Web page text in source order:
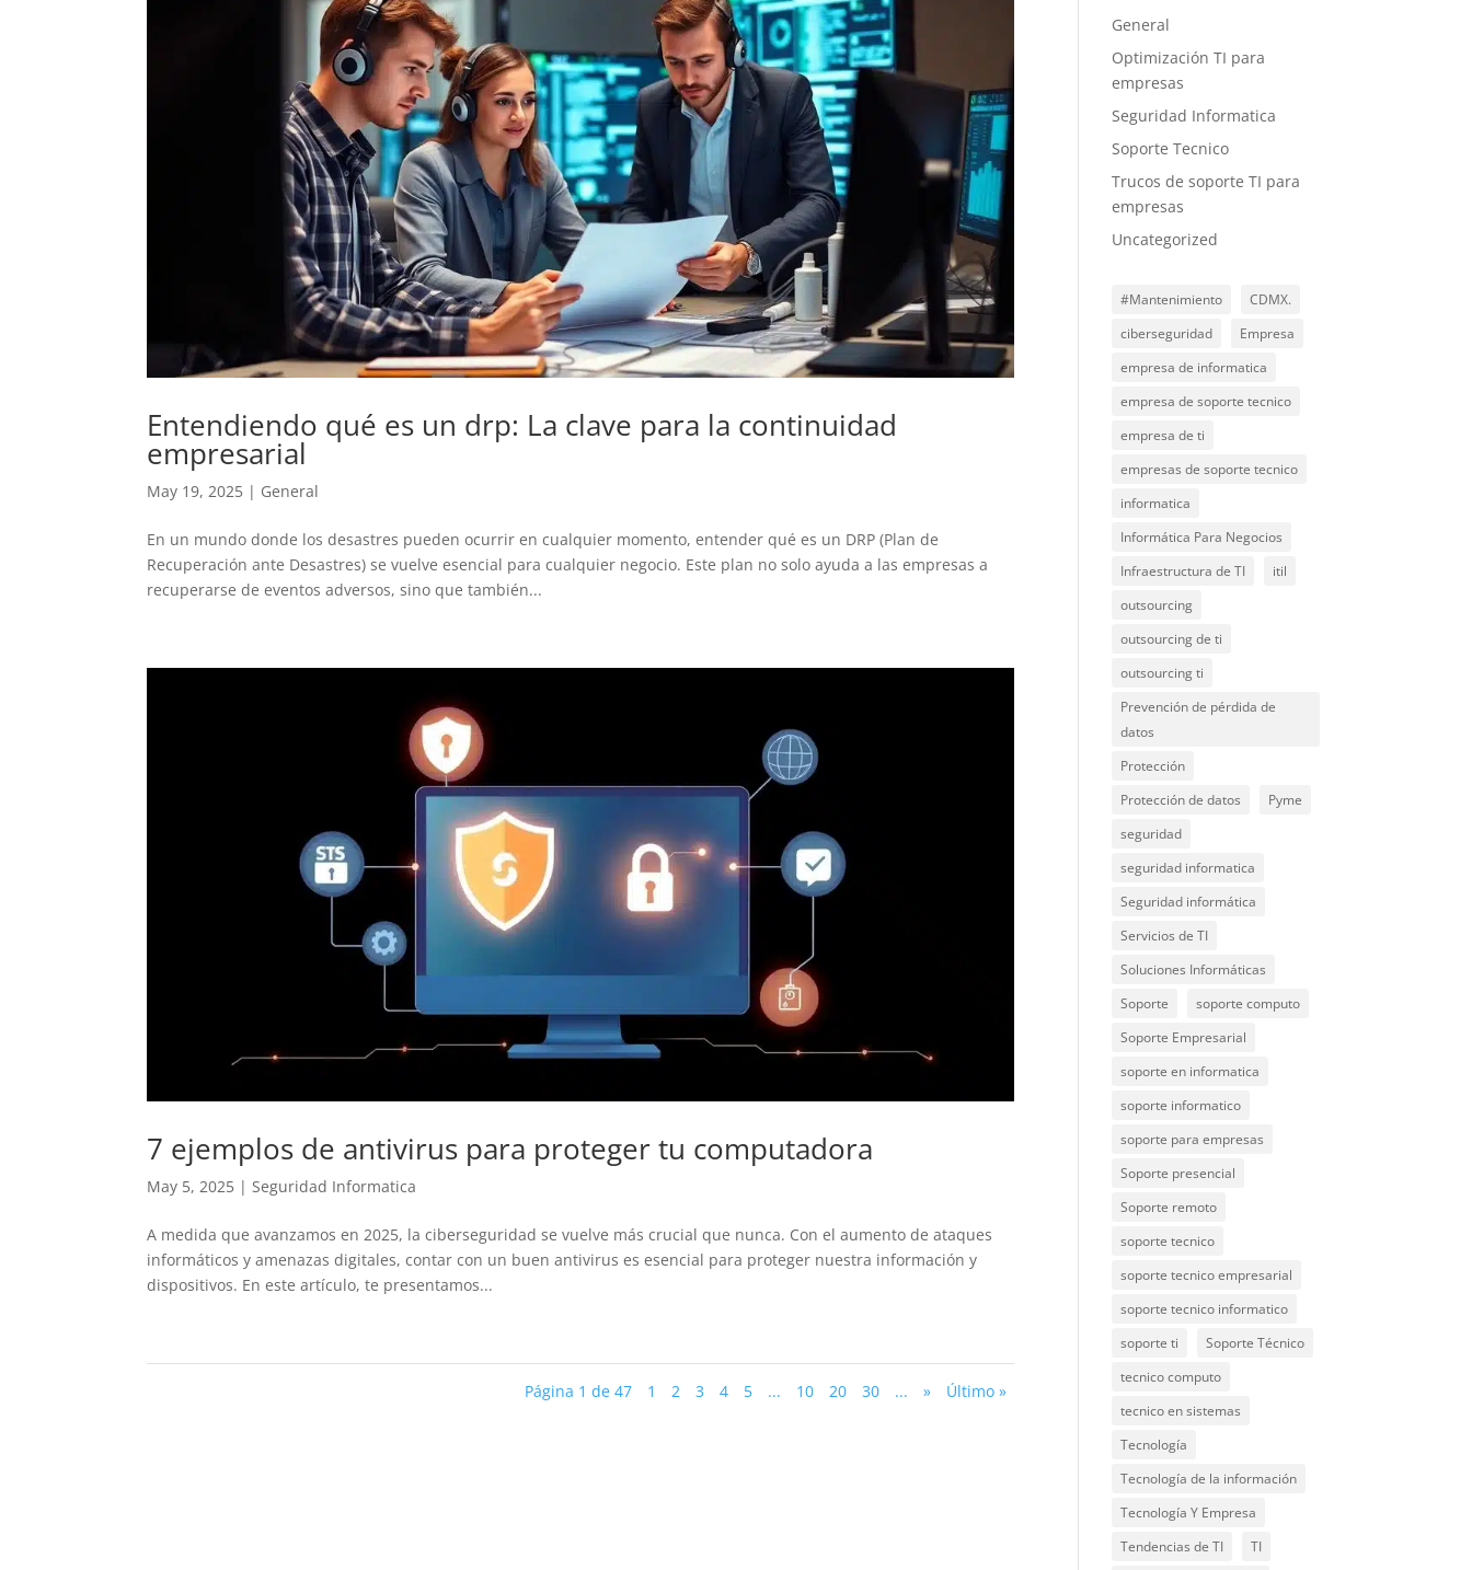
Entendiendo qué es un drp: La clave para la continuidad
empresarial
May 19, 2025 | General
En un mundo donde los desastres pueden ocurrir en cualquier momento, entender qué es un DRP (Plan de
Recuperación ante Desastres) se vuelve esencial para cualquier negocio. Este plan no solo ayuda a las empresas a
recuperarse de eventos adversos, sino que también...
7 ejemplos de antivirus para proteger tu computadora
May 5, 2025 |Seguridad Informatica
A medida que avanzamos en 2025, la ciberseguridad se vuelve más crucial que nunca. Con el aumento de ataques
informáticos y amenazas digitales, contar con un buen antivirus es esencial para proteger nuestra información y
dispositivos. En este artículo, te presentamos...
Página 1 de 47 1 2 3 4 5 ... 10 20 30 ... » Último »
General
Optimización TI para
empresas
Seguridad Informatica
Soporte Tecnico
Trucos de soporte TI para
empresas
Uncategorized
#Mantenimiento
CDMX.
ciberseguridad
Empresa
empresa de informatica
empresa de soporte tecnico
empresa de ti
empresas de soporte tecnico
informatica
Informática Para Negocios
Infraestructura de TI
itil
outsourcing
outsourcing de ti
outsourcing ti
Prevención de pérdida de
datos
Protección
Protección de datos
Pyme
seguridad
seguridad informatica
Seguridad informática
Servicios de TI
Soluciones Informáticas
Soporte
soporte computo
Soporte Empresarial
soporte en informatica
soporte informatico
soporte para empresas
Soporte presencial
Soporte remoto
soporte tecnico
soporte tecnico empresarial
soporte tecnico informatico
soporte ti
Soporte Técnico
tecnico computo
tecnico en sistemas
Tecnología
Tecnología de la información
Tecnología Y Empresa
Tendencias de TI
TI